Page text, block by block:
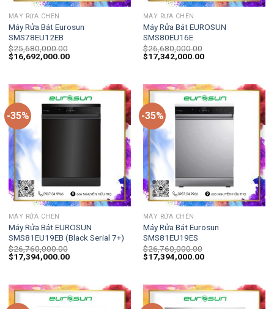
MÁY RỬA CHÉN
Máy Rửa Bát Eurosun
SMS78EU12EB
$25,680,000.00
$16,692,000.00
MÁY RỬA CHÉN
Máy Rửa Bát EUROSUN
SMS80EU16E
$26,680,000.00
$17,342,000.00
-35%
MÁY RỬA CHÉN
Máy Rửa Bát EUROSUN
SMS81EU19EB (Black Serial 7+)
$26,760,000.00
$17,394,000.00
-35%
MÁY RỬA CHÉN
Máy Rửa Bát Eurosun
SMS81EU19ES
$26,760,000.00
$17,394,000.00